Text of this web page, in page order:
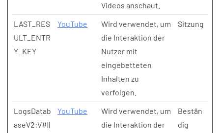
Videos anschaut.
LAST_RES
ULT_ENTR
Y_KEY
YouTube
Wird verwendet, um
die Interaktion der
Nutzer mit
eingebetteten
Inhalten zu
verfolgen.
Sitzung
LogsDatab
aseV2:V#||
YouTube
Wird verwendet, um
die Interaktion der
Bestän
dig